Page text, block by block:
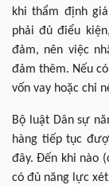
khi thẩm định
phải đủ điểu
đảm, nên việc
đảm thêm. Nếu
vốn vay hoặc chỉ
Bộ luật Dân sự
hàng tiếp tục
đây. Đến khi nào
có đủ năng lực